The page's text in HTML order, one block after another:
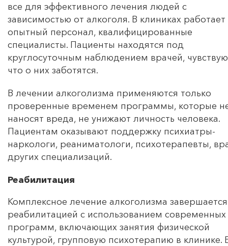
все для эффективного лечения людей с
зависимостью от алкоголя. В клиниках работает
опытный персонал, квалифицированные
специалисты. Пациенты находятся под
круглосуточным наблюдением врачей,
что о них заботятся.
В лечении алкоголизма применяются только
проверенные временем программы, которые
наносят вреда, не унижают личность человека.
Пациентам оказывают поддержку психиатры-
наркологи, реаниматологи, психотерапевты,
других специализаций.
Реабилитация
Комплексное лечение алкоголизма завершается
реабилитацией с использованием современных
программ, включающих занятия физической
культурой, групповую психотерапию в клинике.